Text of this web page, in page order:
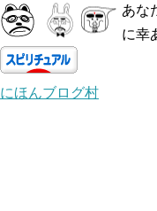
あな
に幸
にほんブログ村